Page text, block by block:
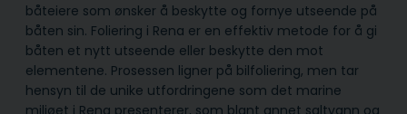
båteiere som ønsker å beskytte og fornye utseende på
båten sin. Foliering i Rena er en effektiv metode for å gi
båten et nytt utseende eller beskytte den mot
elementene. Prosessen ligner på bilfoliering, men tar
hensyn til de unike utfordringene som det marine
miljøet i Rena presenterer, som blant annet saltvann og